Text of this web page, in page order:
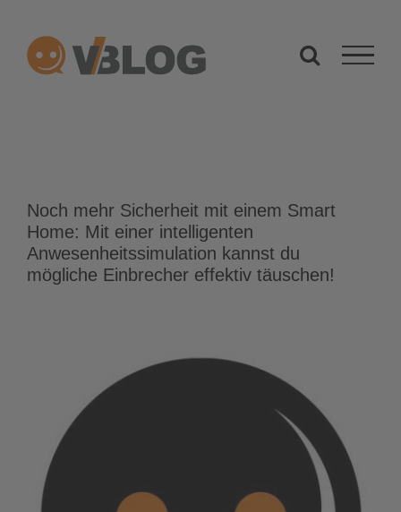
springen
Noch mehr Sicherheit mit einem Smart
Home: Mit einer intelligenten
Anwesenheitssimulation kannst du
mögliche Einbrecher effektiv täuschen!